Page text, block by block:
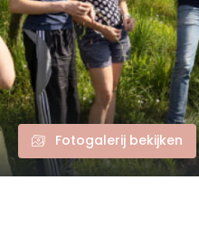
Fotogalerij bekijken